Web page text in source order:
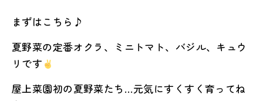
まずはこちら♪
夏野菜の定番オクラ、ミニトマト、バジル、キュウ
リです
屋上菜園初の夏野菜たち…元気にすくすく育ってね